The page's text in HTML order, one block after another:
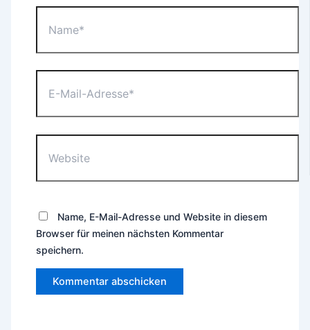
Mail-
Name, E-Mail-Adresse und Website in diesem
Browser für meinen nächsten Kommentar
speichern.